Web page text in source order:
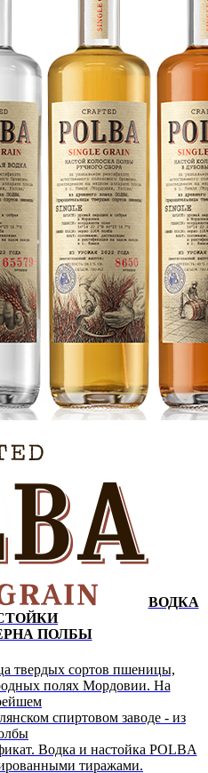
ВОДКА
ПОЛБЫ
твердых сортов пшеницы,
полях Мордовии. На
спиртовом заводе - из
Водка и настойка POLBA
тиражами.